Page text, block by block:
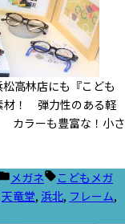
高林店にも『こども
材！ 弾力性のある軽
カラーも豊富な！小さ
カ
テ
メガネ
タ
グ:
こどもメガ
天竜堂, 浜北, フレーム,